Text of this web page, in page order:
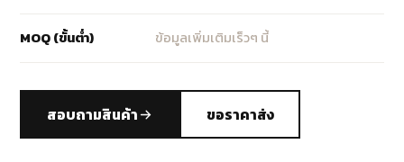
MOQ (ขั้นต่ำ) ข้อมูลเพิ่มเติมเร็วๆ นี้
สอบถามสินค้า ขอราคาส่ง